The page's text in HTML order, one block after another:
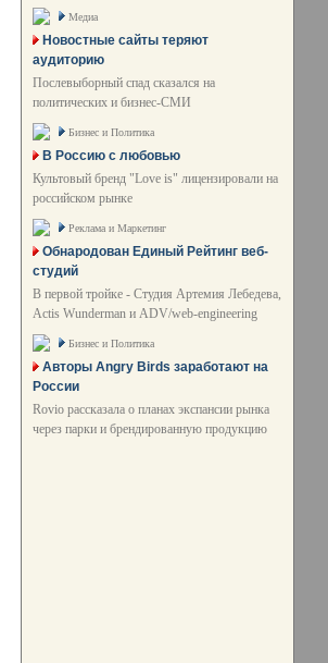
Медиа
Новостные сайты теряют
аудиторию
Послевыборный спад сказался на
политических и бизнес-СМИ
Бизнес и Политика
В Россию с любовью
Культовый бренд "Love is" лицензировали на
российском рынке
Реклама и Маркетинг
Обнародован Единый Рейтинг веб-
студий
В первой тройке - Студия Артемия Лебедева,
Actis Wunderman и ADV/web-engineering
Бизнес и Политика
Авторы Angry Birds заработают на
России
Rovio рассказала о планах экспансии рынка
через парки и брендированную продукцию